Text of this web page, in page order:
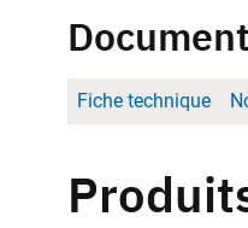
Fiche technique